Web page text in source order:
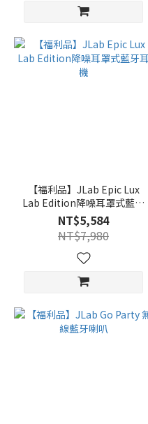
【福利品】JLab Epic Lux
Lab Edition降噪耳罩式藍牙
耳機
NT$5,584
NT$7,980